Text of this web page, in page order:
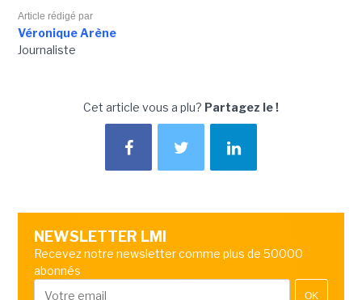
Article rédigé par
Véronique Arène
Journaliste
Cet article vous a plu? Partagez le !
NEWSLETTER LMI
Recevez notre newsletter comme plus de 50000
abonnés
OK